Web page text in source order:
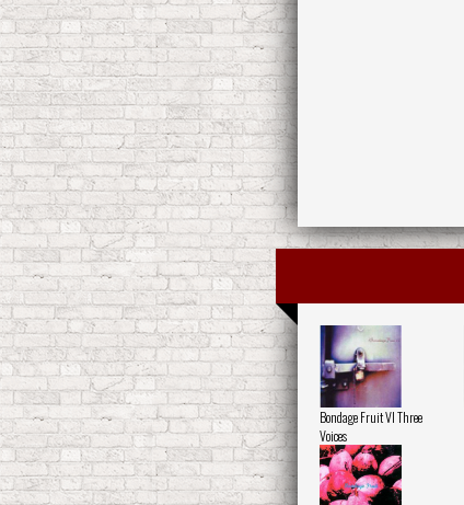
Bondage Fruit VI Three
Voices